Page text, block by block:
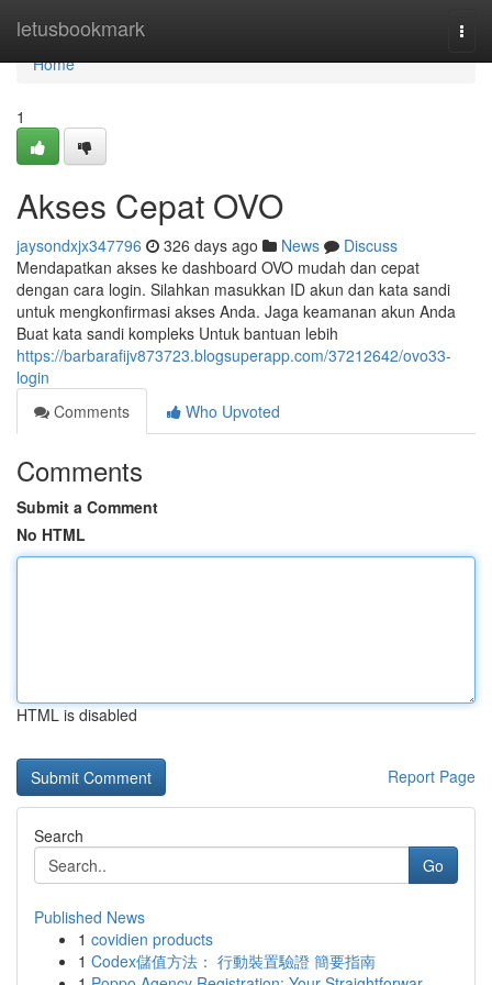
letusbookmark
Home
Home
1
Akses Cepat OVO
jaysondxjx347796 326 days ago News
Discuss
Mendapatkan akses ke dashboard OVO mudah dan cepat
dengan cara login. Silahkan masukkan ID akun dan kata sandi
untuk mengkonfirmasi akses Anda. Jaga keamanan akun Anda
Buat kata sandi kompleks Untuk bantuan lebih
https://barbarafijv873723.blogsuperapp.com/37212642/ovo33-
login
Comments
Who Upvoted
Comments
Submit a Comment
No HTML
HTML is disabled
Report Page
Search
Go
Published News
1 covidien products
1 Codex儲值方法： 行動裝置驗證 簡要指南